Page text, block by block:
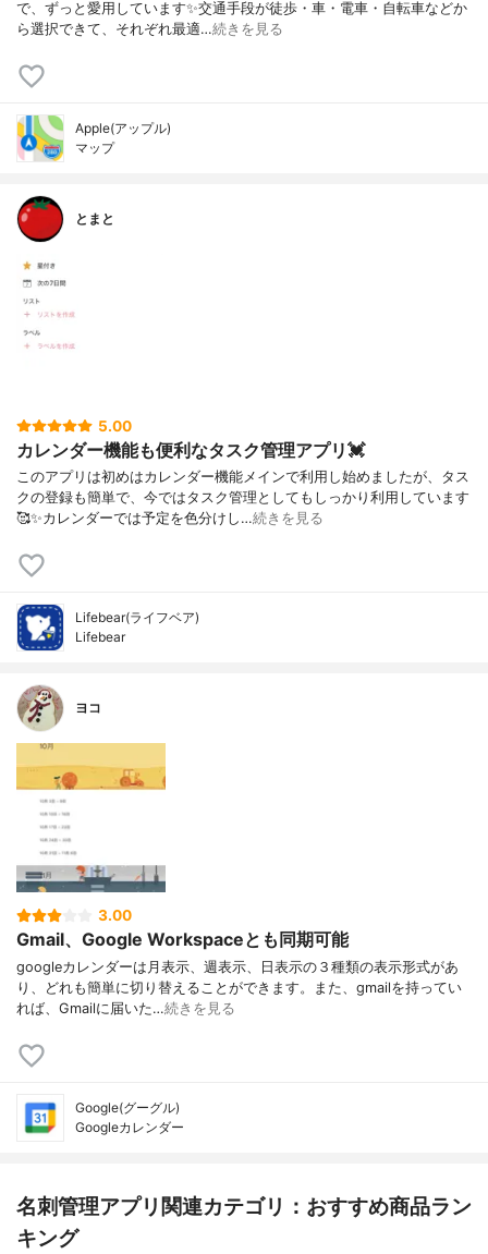
で、ずっと愛用しています✨交通手段が徒歩・車・電車・自転車などか
ら選択できて、それぞれ最適…続きを見る
Apple(アップル)
マップ
とまと
5.00
カレンダー機能も便利なタスク管理アプリ💓
このアプリは初めはカレンダー機能メインで利用し始めましたが、タス
クの登録も簡単で、今ではタスク管理としてもしっかり利用しています
🥰✨カレンダーでは予定を色分けし…続きを見る
Lifebear(ライフベア)
Lifebear
ヨコ
3.00
Gmail、Google Workspaceとも同期可能
googleカレンダーは月表示、週表示、日表示の３種類の表示形式があ
り、どれも簡単に切り替えることができます。また、gmailを持ってい
れば、Gmailに届いた…続きを見る
Google(グーグル)
Googleカレンダー
名刺管理アプリ関連カテゴリ：おすすめ商品ラン
キング